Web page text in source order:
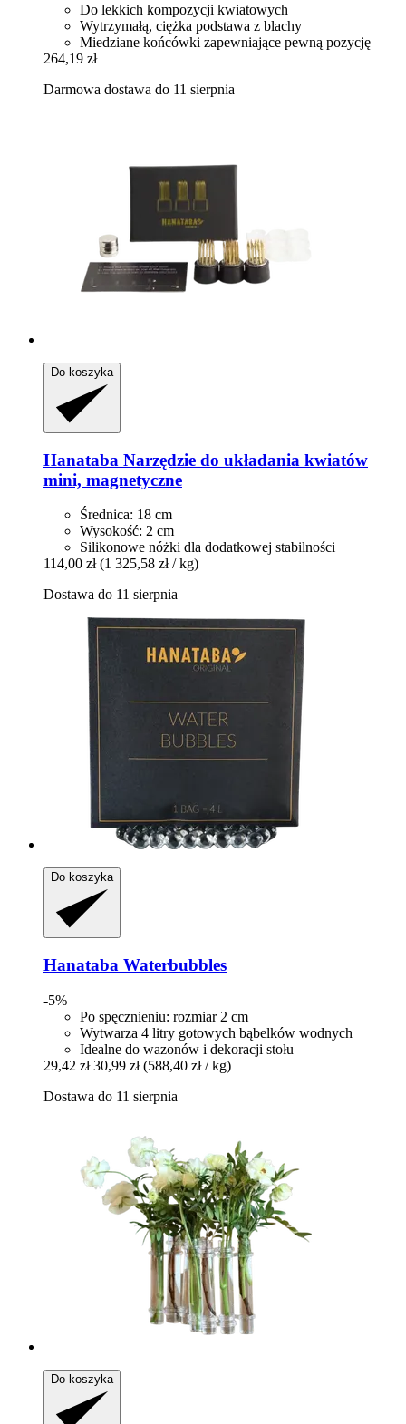
Do lekkich kompozycji kwiatowych
Wytrzymałą, ciężka podstawa z blachy
Miedziane końcówki zapewniające pewną pozycję
264,19 zł
Darmowa dostawa do 11 sierpnia
Do koszyka
Hanataba Narzędzie do układania kwiatów
mini, magnetyczne
Średnica: 18 cm
Wysokość: 2 cm
Silikonowe nóżki dla dodatkowej stabilności
114,00 zł (1 325,58 zł / kg)
Dostawa do 11 sierpnia
Do koszyka
Hanataba Waterbubbles
-5%
Po spęcznieniu: rozmiar 2 cm
Wytwarza 4 litry gotowych bąbelków wodnych
Idealne do wazonów i dekoracji stołu
29,42 zł 30,99 zł (588,40 zł / kg)
Dostawa do 11 sierpnia
Do koszyka